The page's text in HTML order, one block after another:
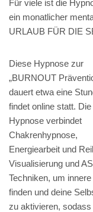
Für viele ist die
ein monatlicher
URLAUB FÜR DIE
Diese Hypnose zur
„BURNOUT
dauert etwa eine
findet online statt. Die
Hypnose verbindet
Chakrenhypnose,
Energiearbeit und
Visualisierung und
Techniken, um
finden und deine
zu aktivieren, sodass